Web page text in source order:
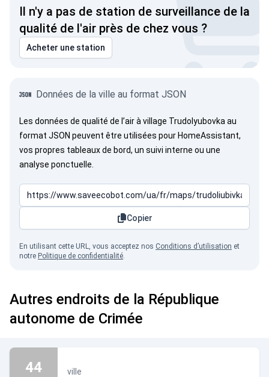
Il n'y a pas de station de surveillance de la
qualité de l'air près de chez vous ?
Acheter une station
Données de la ville au format JSON
Les données de qualité de l’air à village Trudolyubovka au
format JSON peuvent être utilisées pour HomeAssistant,
vos propres tableaux de bord, un suivi interne ou une
analyse ponctuelle.
Copier
En utilisant cette URL, vous acceptez nos Conditions d’utilisation et
notre Politique de confidentialité.
Autres endroits de la République
autonome de Crimée
44 ville